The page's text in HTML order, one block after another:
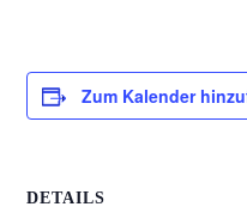
Zum Kalender
DETAILS